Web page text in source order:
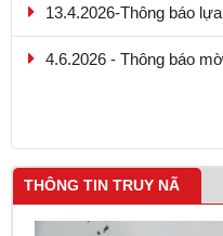
4.6.2026 - Thông báo
9.5.2026 - Thông báo
THÔNG TIN TRUY NÃ